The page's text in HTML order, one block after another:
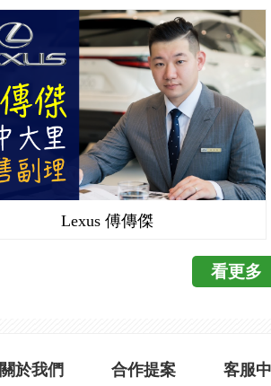
有一點水痕傷了大家
拜的心得： 1.以往開
常，開了柴油車以後
拖泥帶水的調性，不
的瞬間加速，GLK 都
但台灣的公路短又窄
表現更加實用。 2.外
車時代的方正霸氣，
的復古元素，搭配車
在復古風格與內在科
比較方便，卻又保有
優點。 4.後座空間很
裡，在GLK裡面完全
的需求，幫我找價格
勞煩克服安排。當天
了解行情，邀約碰面
的給了一個優惠的金
主動積極卻不給客戶
業界也待了蠻長的時
乾脆，我也不拖拉，
購車從一開始的不順
輕人買車的新方法，
WeWanted提供這樣
來想說是不是跟業務
法給我優惠價格。
外，價格的部分，恕
Lexus 傅傳傑
看更多
關於我們 合作提案 客服